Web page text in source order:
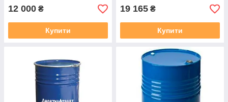
12 000 ₴
Купити
19 165 ₴
Купити